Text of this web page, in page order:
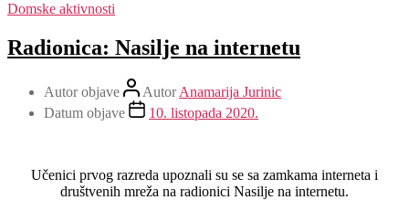
Domske aktivnosti
Radionica: Nasilje na internetu
Autor objave AutorAnamarija Jurinic
Datum objave
10. listopada 2020.
Učenici prvog razreda upoznali su se sa zamkama interneta i
društvenih mreža na radionici Nasilje na internetu.